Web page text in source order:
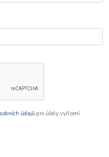
údajůpro účely vyřízení